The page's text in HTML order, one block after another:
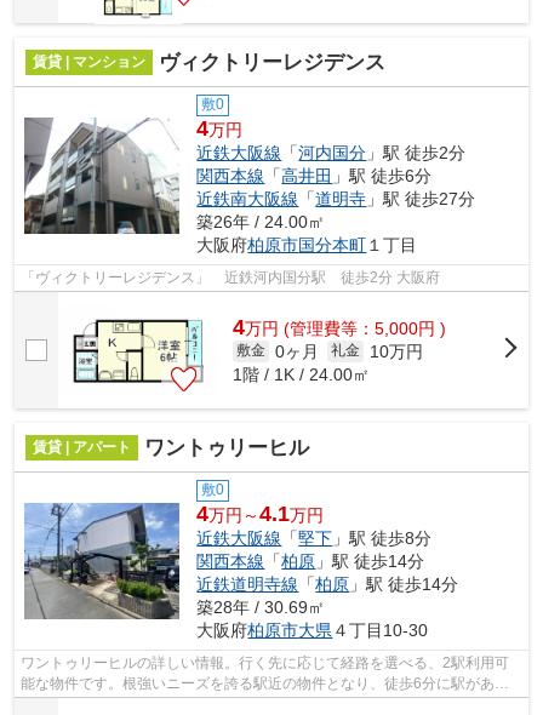
賃貸 | マンション ヴィクトリーレジデンス
敷0
4万円
近鉄大阪線 「河内国分 」駅 徒歩2分
関西本線 「高井田 」駅 徒歩6分
近鉄南大阪線 「道明寺 」駅 徒歩27分
築26年 / 24.00㎡
大阪府柏原市国分本町 １丁目
「ヴィクトリーレジデンス」 近鉄河内国分駅 徒歩2分 大阪府
4万円 (管理費等：5,000円 )
敷金 0ヶ月 礼金
10万円
1階 / 1K / 24.00㎡
賃貸 | アパート ワントゥリーヒル
敷0
4万円～4.1万円
近鉄大阪線 「堅下 」駅 徒歩8分
関西本線 「柏原 」駅 徒歩14分
近鉄道明寺線 「柏原 」駅 徒歩14分
築28年 / 30.69㎡
大阪府柏原市大県 ４丁目10-30
ワントゥリーヒルの詳しい情報。行く先に応じて経路を選べる、2駅利用可
能な物件です。根強いニーズを誇る駅近の物件となり、徒歩6分に駅があり